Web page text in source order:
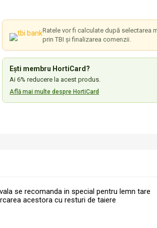
Ratele vor fi calculate după selectarea
prin TBI și finalizarea comenzii.
Ești membru HortiCard?
Ai 6% reducere la acest produs.
Află mai multe despre HortiCard
se recomanda in special pentru lemn tare
acestora cu resturi de taiere